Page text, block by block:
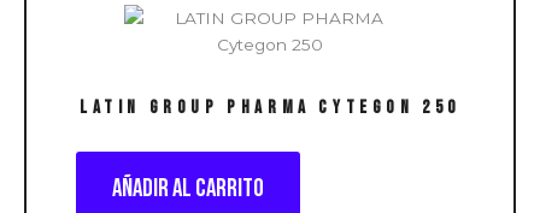
LATIN GROUP PHARMA Cytegon 250
Añadir al carrito